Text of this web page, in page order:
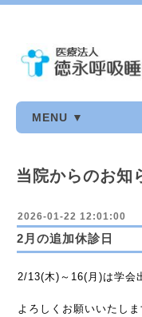
MENU ▼
当院からのお知
2026-01-22 12:01:00
2月の追加休診日
2/13(木)～16(月)は学会
よろしくお願いいたしま